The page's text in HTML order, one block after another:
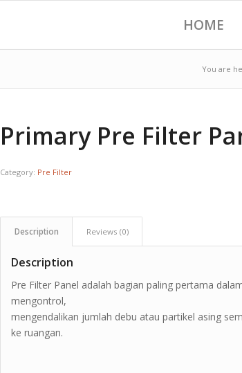
HOME
You are
Primary Pre Filter
Category: Pre Filter
Description Reviews (0)
Description
Pre Filter Panel adalah bagian paling pertama
mengontrol,
mengendalikan jumlah debu atau partikel asing
ke ruangan.